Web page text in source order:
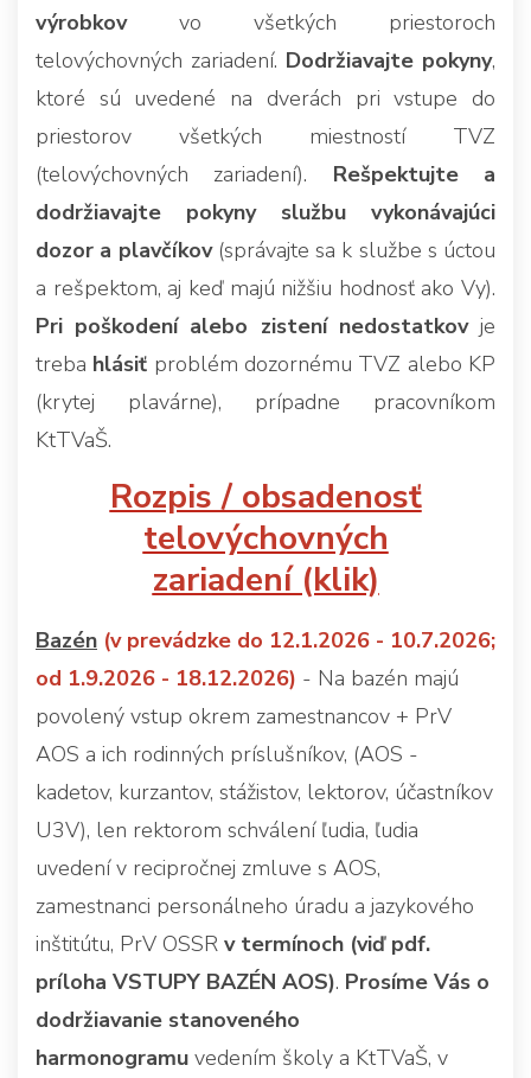
výrobkovvo všetkých priestoroch
telovýchovných zariadení. Dodržiavajte pokyny,
ktoré sú uvedené na dverách pri vstupe do
priestorov všetkých miestností TVZ
(telovýchovných zariadení). Rešpektujte a
dodržiavajte pokyny službu vykonávajúci
dozor a plavčíkov (správajte sa k službe s úctou
a rešpektom, aj keď majú nižšiu hodnosť ako Vy).
Pri poškodení alebo zistení nedostatkovje
treba hlásiť problém dozornému TVZ alebo KP
(krytej plavárne), prípadne pracovníkom
KtTVaŠ.
Rozpis / obsadenosť
telovýchovných
zariadení (klik)
Bazén (v prevádzke do 12.1.2026 - 10.7.2026;
od 1.9.2026 - 18.12.2026) - Na bazén majú
povolený vstup okrem zamestnancov + PrV
AOS a ich rodinných príslušníkov, (AOS -
kadetov, kurzantov, stážistov, lektorov, účastníkov
U3V), len rektorom schválení ľudia, ľudia
uvedení v recipročnej zmluve s AOS,
zamestnanci personálneho úradu a jazykového
inštitútu, PrV OSSR v termínoch (viď pdf.
príloha VSTUPY BAZÉN AOS). Prosíme Vás o
dodržiavanie stanoveného
harmonogramu vedením školy a KtTVaŠ, v